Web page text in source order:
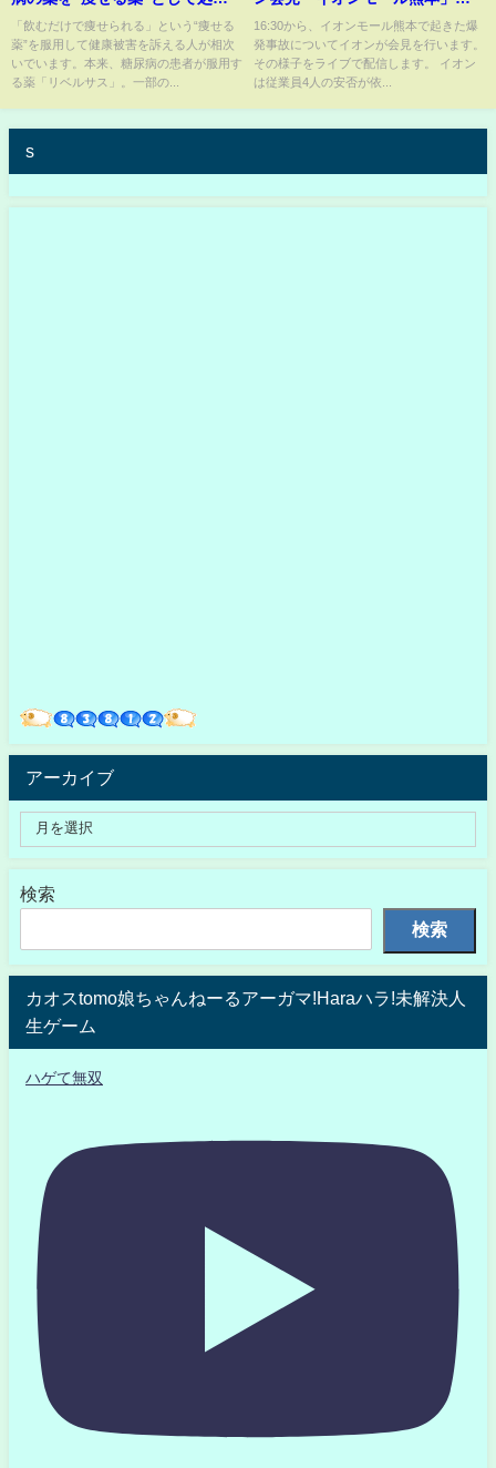
方 副作用で吐き気やめまいな
ど健康被害相次ぐ…入院する人
も【news23】｜
「飲むだけで痩せられる」という“痩せる
薬”を服用して健康被害を訴える人が相次
いでいます。本来、糖尿病の患者が服用す
る薬「リベルサス」。一部の...
業員4人が安否不明と発表｜熊本
震度7の地震【LIVE】 (2026年7
月29日) ANN/テレ朝
16:30から、イオンモール熊本で起きた爆
発事故についてイオンが会見を行います。
その様子をライブで配信します。 イオン
は従業員4人の安否が依...
s
アーカイブ
検索
検索
カオスtomo娘ちゃんねーるアーガマ!Haraハラ!未解決人
生ゲーム
ハゲて無双